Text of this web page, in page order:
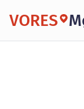
VORES